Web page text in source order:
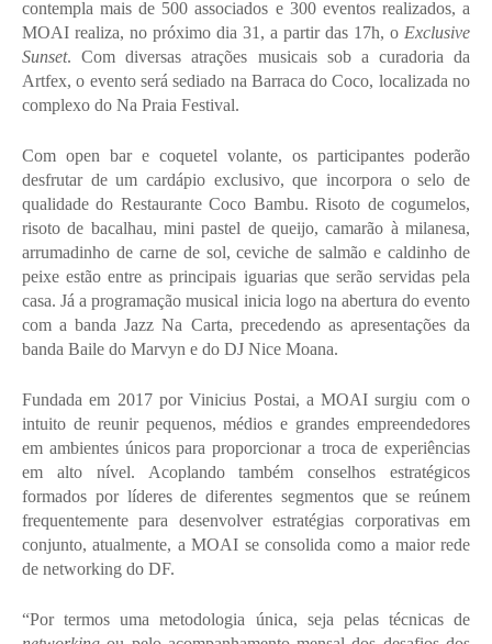
contempla mais de 500 associados e 300 eventos realizados, a
MOAI realiza, no próximo dia 31, a partir das 17h, o Exclusive
Sunset. Com diversas atrações musicais sob a curadoria da
Artfex, o evento será sediado na Barraca do Coco, localizada no
complexo do Na Praia Festival.
Com open bar e coquetel volante, os participantes poderão
desfrutar de um cardápio exclusivo, que incorpora o selo de
qualidade do Restaurante Coco Bambu. Risoto de cogumelos,
risoto de bacalhau, mini pastel de queijo, camarão à milanesa,
arrumadinho de carne de sol, ceviche de salmão e caldinho de
peixe estão entre as principais iguarias que serão servidas pela
casa. Já a programação musical inicia logo na abertura do evento
com a banda Jazz Na Carta, precedendo as apresentações da
banda Baile do Marvyn e do DJ Nice Moana.
Fundada em 2017 por Vinicius Postai, a MOAI surgiu com o
intuito de reunir pequenos, médios e grandes empreendedores
em ambientes únicos para proporcionar a troca de experiências
em alto nível. Acoplando também conselhos estratégicos
formados por líderes de diferentes segmentos que se reúnem
frequentemente para desenvolver estratégias corporativas em
conjunto, atualmente, a MOAI se consolida como a maior rede
de networking do DF.